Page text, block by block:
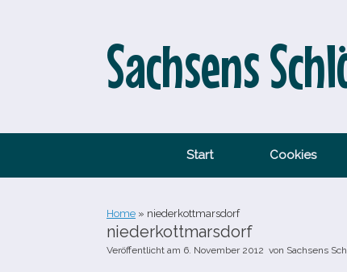
Sachsens
Start Cookies
Home » niederkottmarsdorf
niederkottmarsdorf
Veröffentlicht am 6. November 2012 von Sachsens